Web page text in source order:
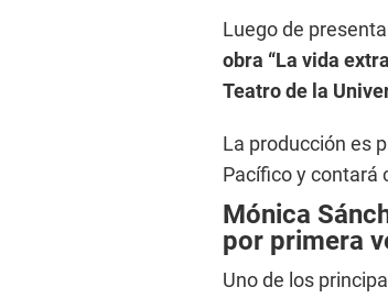
Luego de
obra “La vida
Teatro de la
La producción es
Pacífico y contará
Mónica
por primera
Uno de los